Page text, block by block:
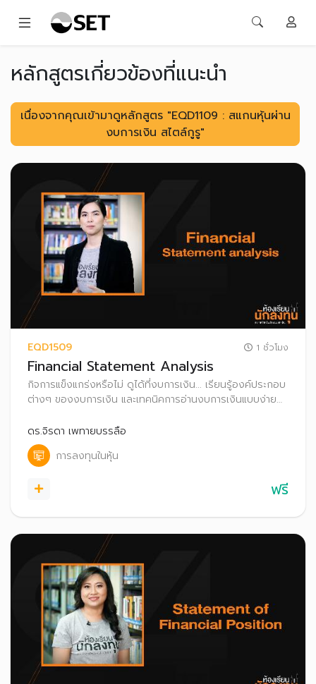
หลักสูตรเกี่ยวข้องที่แนะนำ
เนื่องจากคุณเข้ามาดูหลักสูตร "EQD1109 : สแกนหุ้นผ่าน
งบการเงิน สไตล์กูรู"
EQD1509 1 ชั่วโมง
Financial Statement Analysis
กิจการแข็งแกร่งหรือไม่ ดูได้ที่งบการเงิน... เรียนรู้องค์ประกอบ
ต่างๆ ของงบการเงิน และเทคนิคการอ่านงบการเงินแบบง่าย
ดร.จิรดา เพทายบรรลือ
การลงทุนในหุ้น
ฟรี